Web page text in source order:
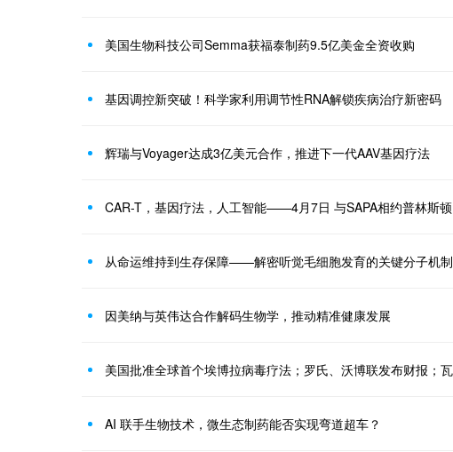
美国生物科技公司Semma获福泰制药9.5亿美金全资收购
基因调控新突破！科学家利用调节性RNA解锁疾病治疗新密码
辉瑞与Voyager达成3亿美元合作，推进下一代AAV基因疗法
CAR-T，基因疗法，人工智能——4月7日 与SAPA相约普林斯顿
从命运维持到生存保障——解密听觉毛细胞发育的关键分子机制
因美纳与英伟达合作解码生物学，推动精准健康发展
AI 联手生物技术，微生态制药能否实现弯道超车？